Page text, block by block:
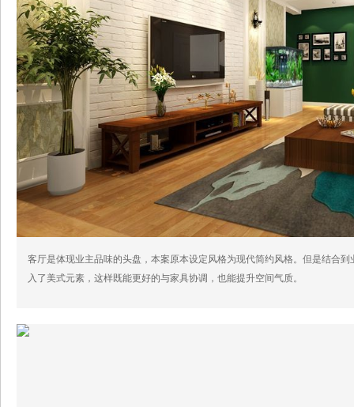
客厅是体现业主品味的头盘，本案原本设定风格为现代简约风格。但是结合
入了美式元素，这样既能更好的与家具协调，也能提升空间气质。